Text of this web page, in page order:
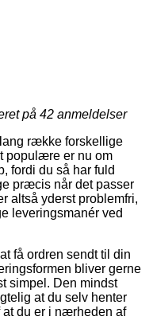
på 42 anmeldelser
række forskellige
populære er nu om
fordi du så har fuld
præcis når det passer
altså yderst problemfri,
leveringsmanér ved
få ordren sendt til din
bliver gerne
simpel. Den mindst
at du selv henter
at du er i nærheden af